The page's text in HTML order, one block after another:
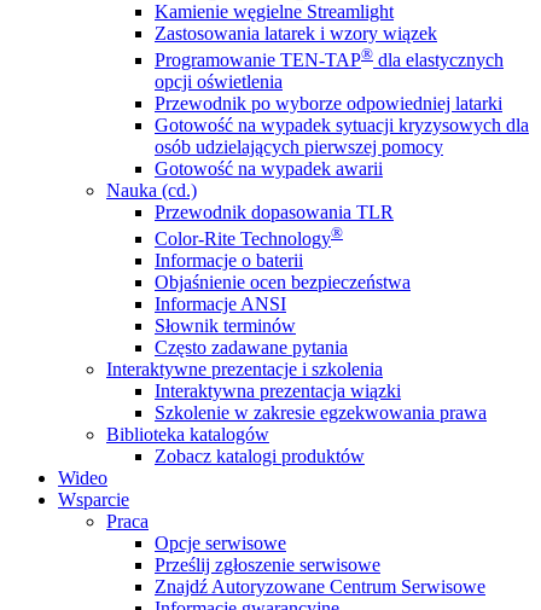
Kamienie węgielne Streamlight
Zastosowania latarek i wzory wiązek
Programowanie TEN-TAP® dla elastycznych
opcji oświetlenia
Przewodnik po wyborze odpowiedniej latarki
Gotowość na wypadek sytuacji kryzysowych dla
osób udzielających pierwszej pomocy
Gotowość na wypadek awarii
Nauka (cd.)
Przewodnik dopasowania TLR
Color-Rite Technology®
Informacje o baterii
Objaśnienie ocen bezpieczeństwa
Informacje ANSI
Słownik terminów
Często zadawane pytania
Interaktywne prezentacje i szkolenia
Interaktywna prezentacja wiązki
Szkolenie w zakresie egzekwowania prawa
Biblioteka katalogów
Zobacz katalogi produktów
Wideo
Wsparcie
Praca
Opcje serwisowe
Prześlij zgłoszenie serwisowe
Znajdź Autoryzowane Centrum Serwisowe